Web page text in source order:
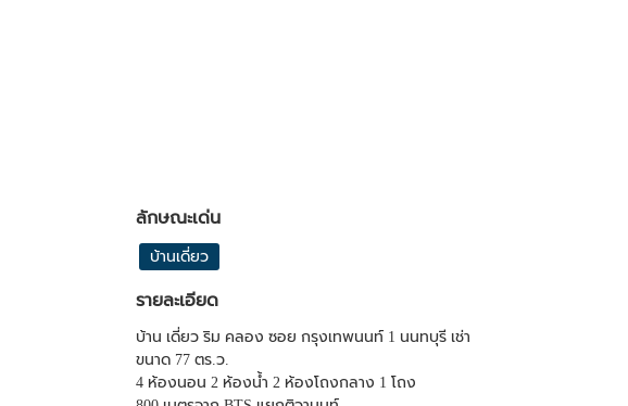
ลักษณะเด่น
บ้านเดี่ยว
รายละเอียด
บ้าน เดี่ยว ริม คลอง ซอย กรุงเทพนนท์ 1 นนทบุรี เช่า
ขนาด 77 ตร.ว.
4 ห้องนอน 2 ห้องน้ำ 2 ห้องโถงกลาง 1 โถง